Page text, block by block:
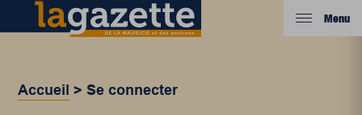
Menu
Accueil >Se connecter